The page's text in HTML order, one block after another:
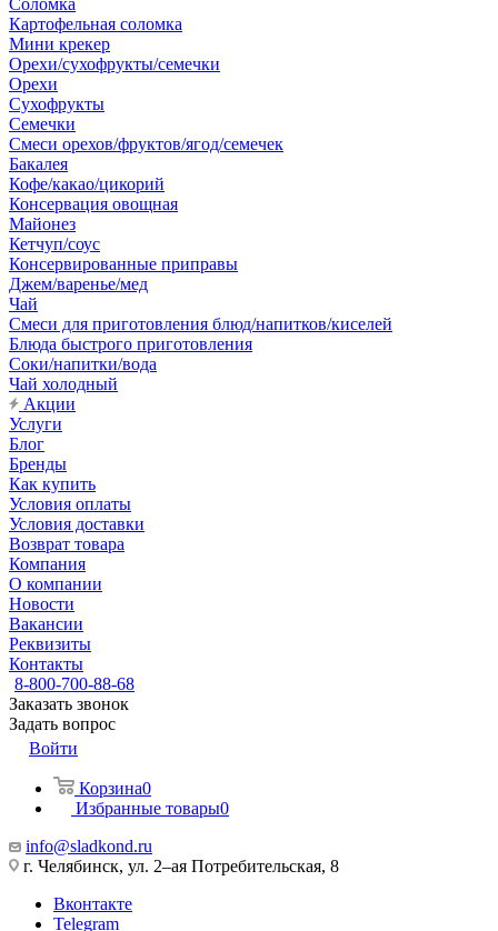
Соломка
Картофельная соломка
Мини крекер
Орехи/сухофрукты/семечки
Орехи
Сухофрукты
Семечки
Смеси орехов/фруктов/ягод/семечек
Бакалея
Кофе/какао/цикорий
Консервация овощная
Майонез
Кетчуп/соус
Консервированные приправы
Джем/варенье/мед
Чай
Смеси для приготовления блюд/напитков/киселей
Блюда быстрого приготовления
Соки/напитки/вода
Чай холодный
Акции
Услуги
Блог
Бренды
Как купить
Условия оплаты
Условия доставки
Возврат товара
Компания
О компании
Новости
Вакансии
Реквизиты
Контакты
8-800-700-88-68
Заказать звонок
Задать вопрос
Войти
Корзина0
Избранные товары0
info@sladkond.ru
г. Челябинск, ул. 2–ая Потребительская, 8
Вконтакте
Telegram